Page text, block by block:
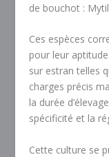
de bouchot :
Ces espèces
pour leur
sur estran telles
charges précis
la durée
spécificité et la
Cette culture se